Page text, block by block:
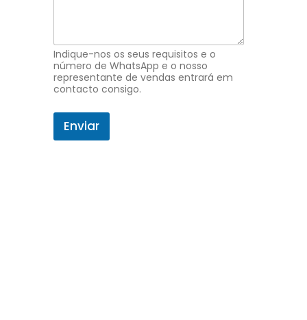
i
d
o
d
c
r
Indique-nos os seus requisitos e o
número de WhatsApp e o nosso
representante de vendas entrará em
contacto consigo.
Enviar